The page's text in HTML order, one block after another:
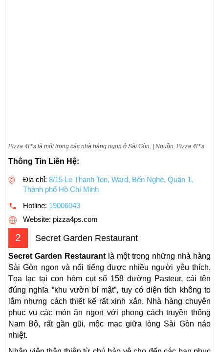
Pizza 4P’s là một trong các nhà hàng ngon ở Sài Gòn. | Nguồn: Pizza 4P’s
Thông Tin Liên Hệ:
Địa chỉ: 8/15 Le Thanh Ton, Ward, Bến Nghé, Quận 1,
Thành phố Hồ Chí Minh
Hotline: 19006043
Website: pizza4ps.com
2 Secret Garden Restaurant
Secret Garden Restaurant là một trong những nhà hàng
Sài Gòn ngon và nổi tiếng được nhiều người yêu thích.
Tọa lạc tại con hẻm cụt số 158 đường Pasteur, cái tên
đúng nghĩa “khu vườn bí mật”, tuy có diện tích không to
lắm nhưng cách thiết kế rất xinh xắn. Nhà hàng chuyên
phục vụ các món ăn ngon với phong cách truyền thống
Nam Bộ, rất gần gũi, mộc mạc giữa lòng Sài Gòn náo
nhiệt.